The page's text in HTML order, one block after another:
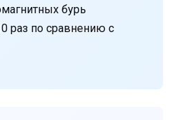
бурь
раз по сравнению с